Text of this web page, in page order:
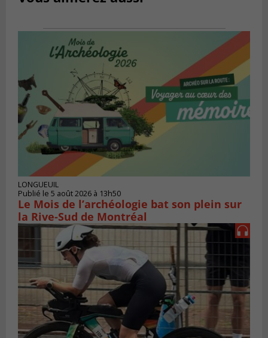
LONGUEUIL
Publié le 5 août 2026 à 13h50
Le Mois de l’archéologie bat son plein sur
la Rive-Sud de Montréal